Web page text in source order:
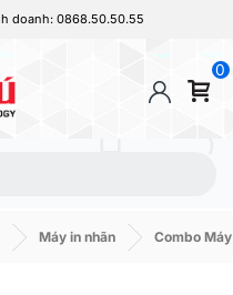
doanh: 0868.50.50.55
0
Máy in nhãn Combo